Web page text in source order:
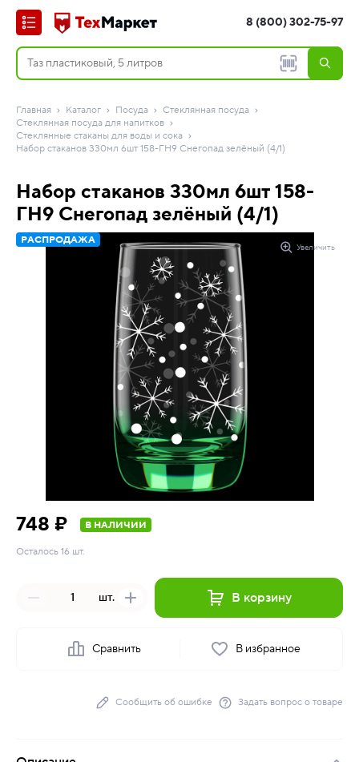
8 (800) 302-75-97
Главная Каталог Посуда
Стеклянная посуда
Стеклянная посуда для напитков
Стеклянные стаканы для воды и сока
Набор стаканов 330мл 6шт 158-ГН9 Снегопад зелёный (4/1)
Набор стаканов 330мл 6шт 158-
ГН9 Снегопад зелёный (4/1)
РАСПРОДАЖА
Увеличить
748 ₽ В НАЛИЧИИ
Осталось 16 шт.
шт. В корзину
Сравнить В избранное
Сообщить об ошибке Задать вопрос о товаре